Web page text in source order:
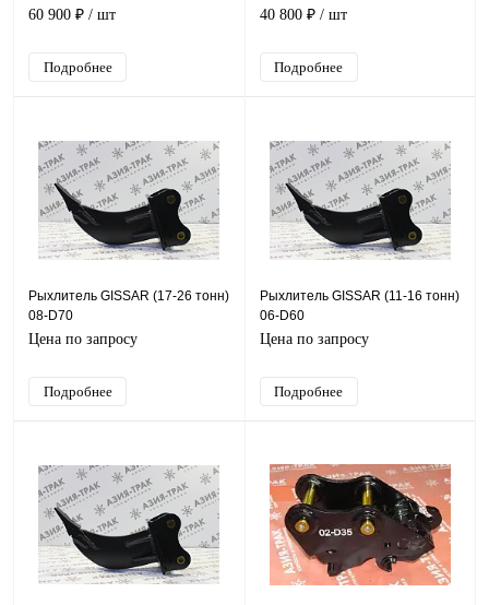
60 900 ₽ / шт
Подробнее
D50*230*310
40 800 ₽/ шт
Подробнее
Рыхлитель GISSAR (17-26 тонн)
08-D70
Цена по запросу
Подробнее
Рыхлитель GISSAR (11-16 тонн)
06-D60
Цена по запросу
Подробнее